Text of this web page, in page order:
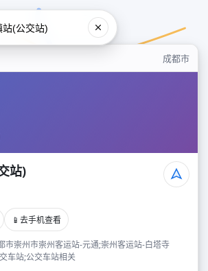
成都市
站)
📱 去手机查看
市崇州市崇州客运站-元通;崇州客运站-白塔寺
车站;公交车站相关